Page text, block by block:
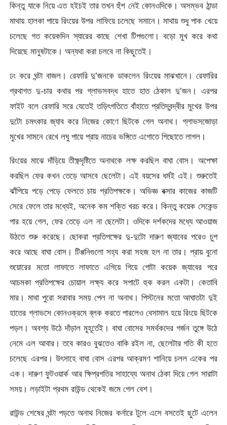
কিন্তু যাকে নিয়ে এত হইচই তার তখন হুঁশ নেই কোনওদিকে। অসম্ভব ঠান্ডা
মাথায় হালকা পায়ে রিংয়ের উপর লাফিয়ে চলেছে সমানে। মাথায় শুধু পাক খেয়ে
চলেছে গত কয়েকদিন স্যারের কাছে শেখা টিপগুলো। বড়ো মুখ করে কথা
দিয়েছে মানুষটাকে। অন্যথা করা চলবে না কিছুতেই।
ঢং করে ঘন্টা বাজল। রেফারি দু’জনকে ডাকলেন রিংয়ের মাঝখানে। রেফারির
প্রথাগত দু-চার কথার পর গ্লাভসবদ্ধ হাতে হাত ঠেকাল দু’জন। এরপর
ফাইট বলে রেফারি সরে যেতেই তড়িৎগতিতে বাঁহাতে প্রতিদ্বন্দ্বীর মুখের উপর
দুটো চমৎকার জ্যাব করে নিজের কোণে ছিটকে গেল অনাথ। গ্লাভসজোড়া
মুখের সামনে রেখে লঘু পায়ে প্রায় নাচের ভঙ্গিতে এগোতে পিছোতে লাগল।
রিংয়ের মাঝে দাঁড়িয়ে তীক্ষ্ণদৃষ্টিতে অনাথকে লক্ষ করছিল বাঘা বোস। অপেক্ষা
করছিল ফের কখন তেড়ে আসবে ছেলেটা। এই বয়সের ধর্মই এই। শুরুতেই
ঝাঁপিয়ে পড়ে পেড়ে ফেলতে চায় প্রতিপক্ষকে। অভিজ্ঞ বক্সার কাজের কাজটি
সেরে ফেলে তার মধ্যেই, অনেক কম শক্তি খরচ করে। কিন্তু কয়েক সেকেন্ড
পার হয়ে গেল, ফের তেড়ে এল না ছেলেটা। ওদিকে দর্শকদের মধ্যে আওয়াজ
উঠতে শুরু করেছে। ছোকরা প্রতিপক্ষের দু-দুটো দারুণ জ্যাবের পরেও চুপ
করে আছে বাঘা বোস। টিপ্পনিগুলো সহ্য করা সহজ হল না তার। প্রায় বুনো
শুয়োরের মতো লাফাতে লাফাতে এগিয়ে গিয়ে গোটা কয়েক জ্যাবের পরে
আচমকা প্রতিপক্ষের চোয়াল লক্ষ্য করে সপাটে হুক করল একটা। কেতাবি
মার। মাথা পুরো সরাবার সময় পেল না অনাথ। পিস্টনের মতো আঘাতটা দুই
হাতের গ্লাভসে কোনওক্রমে ব্লক করতে পারলেও বেসামাল হয়ে রিংয়ে ছিটকে
পড়ল। অবশ্য উঠে দাঁড়াল মুহূর্তেই। বাঘা বোসের সমর্থকদের গর্জন তুঙ্গে উঠে
নেমে এল আবার। তবে কারও বুঝতেও বাকি রইল না, ছেলেটার গতি কী হতে
চলেছে এরপর। উৎসাহে বাঘা বোস এরপর আক্রমণ শানিয়ে চলল একের পর
এক। দারুণ ফুটওয়ার্ক আর ক্ষিপ্রগতির সাহায্যে অনাথ ঠেকা দিয়ে গেল সারাটা
সময়। লড়াইটা প্রথম রাউন্ড থেকেই জমে গেল বেশ।
রাউন্ড শেষের ঘন্টা পড়তে অনাথ নিজের কর্নারে টুলে এসে বসতেই ছুটে এলেন